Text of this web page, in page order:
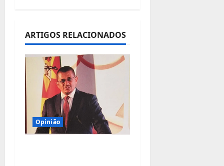
d
e
a
r
t
i
ARTIGOS RELACIONADOS
Opinião